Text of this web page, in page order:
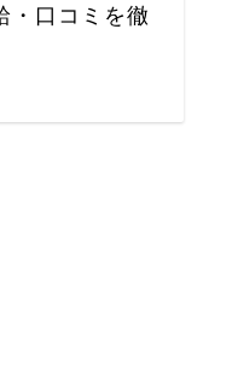
・口コミを徹